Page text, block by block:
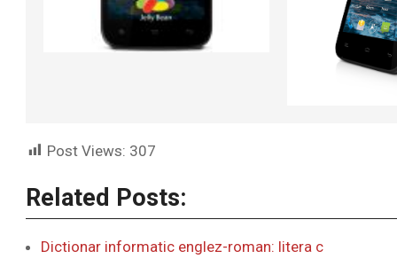
Post Views: 307
Related Posts:
Dictionar informatic englez-roman: litera c